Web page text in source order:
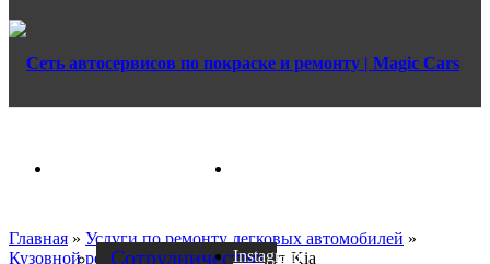
CотрудничествоInstagram
Главная » Услуги по ремонту легковых автомобилей »
Кузовной ремонт»Кузовной ремонт Kia